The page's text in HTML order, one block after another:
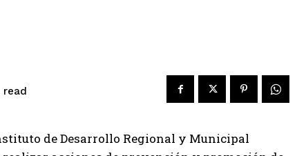
read
de Desarrollo Regional y Municipal